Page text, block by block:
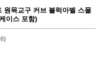
원목교구 커브 블럭아벨 스몰
이스 포함)